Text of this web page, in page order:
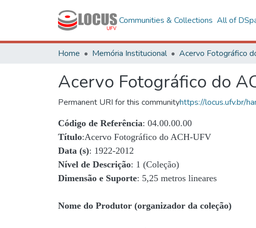
Communities & Collections All of
Home Memória Institucional
Acervo Fotográfico do
Permanent URI for this communityhttps://locus.ufv.br/
Código de Referência: 04.00.00.00
Título:Acervo Fotográfico do ACH-UFV
Data (s): 1922-2012
Nível de Descrição: 1 (Coleção)
Dimensão e Suporte: 5,25 metros lineares
Nome do Produtor (organizador da coleção)